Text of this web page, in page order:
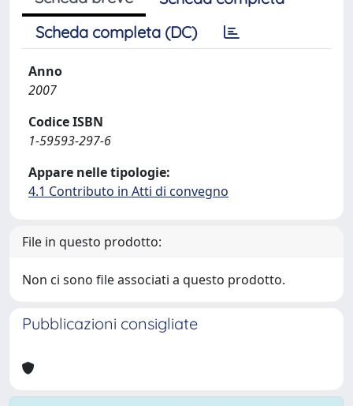
Scheda completa (DC)
Anno
2007
Codice ISBN
1-59593-297-6
Appare nelle tipologie:
4.1 Contributo in Atti di convegno
File in questo prodotto:
Non ci sono file associati a questo prodotto.
Pubblicazioni consigliate